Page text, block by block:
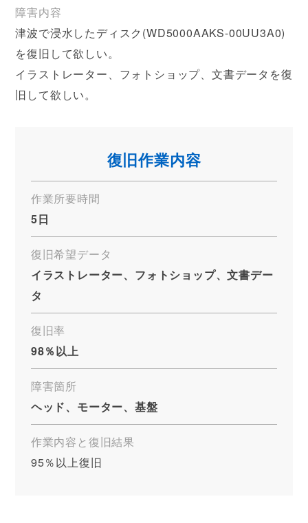
障害内容
津波で浸水したディスク(WD5000AAKS-00UU3A0)
を復旧して欲しい。
イラストレーター、フォトショップ、文書データを復
旧して欲しい。
復旧作業内容
作業所要時間
5日
復旧希望データ
イラストレーター、フォトショップ、文書デー
タ
復旧率
98％以上
障害箇所
ヘッド、モーター、基盤
作業内容と復旧結果
95％以上復旧